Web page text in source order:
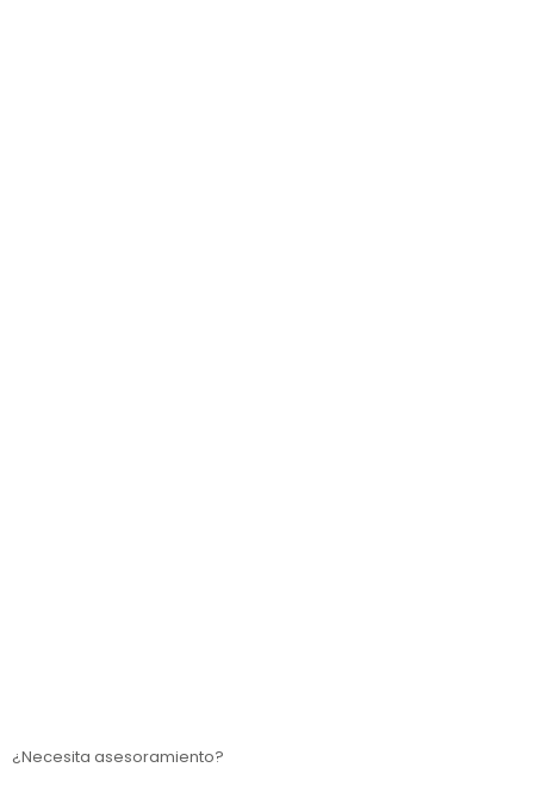
¿Necesita asesoramiento?